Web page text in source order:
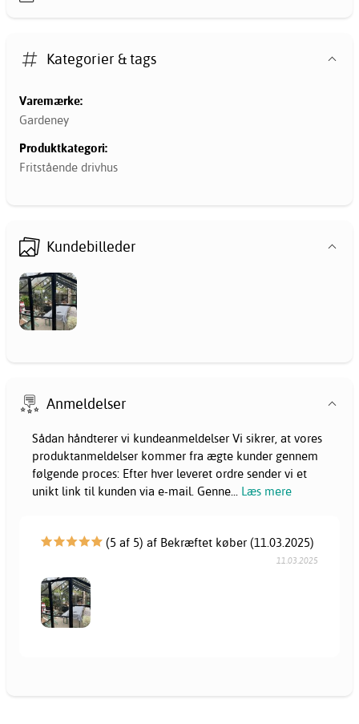
Kategorier & tags
Varemærke:
Gardeney
Produktkategori:
Fritstående drivhus
Kundebilleder
Anmeldelser
Sådan håndterer vi kundeanmeldelser Vi sikrer, at vores
produktanmeldelser kommer fra ægte kunder gennem
følgende proces: Efter hver leveret ordre sender vi et
unikt link til kunden via e-mail. Genne... Læs mere
(5 af 5) af Bekræftet køber (11.03.2025)
11.03.2025